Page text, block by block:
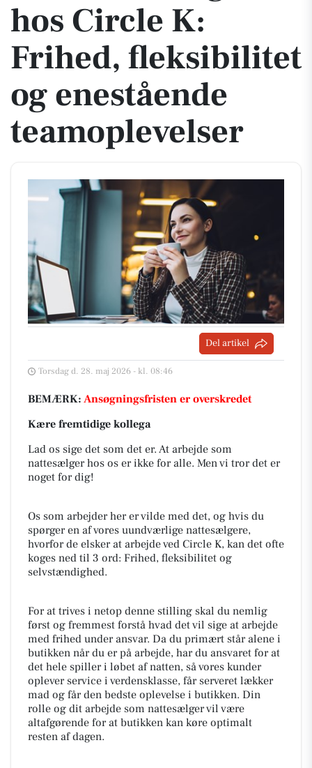
hos Circle K:
Frihed, fleksibilitet
og enestående
teamoplevelser
Del artikel
Torsdag d. 28. maj 2026 - kl. 08:46
BEMÆRK: Ansøgningsfristen er overskredet
Kære fremtidige kollega
Lad os sige det som det er. At arbejde som
nattesælger hos os er ikke for alle. Men vi tror det er
noget for dig!
Os som arbejder her er vilde med det, og hvis du
spørger en af vores uundværlige nattesælgere,
hvorfor de elsker at arbejde ved Circle K, kan det ofte
koges ned til 3 ord: Frihed, fleksibilitet og
selvstændighed.
For at trives i netop denne stilling skal du nemlig
først og fremmest forstå hvad det vil sige at arbejde
med frihed under ansvar. Da du primært står alene i
butikken når du er på arbejde, har du ansvaret for at
det hele spiller i løbet af natten, så vores kunder
oplever service i verdensklasse, får serveret lækker
mad og får den bedste oplevelse i butikken. Din
rolle og dit arbejde som nattesælger vil være
altafgørende for at butikken kan køre optimalt
resten af dagen.